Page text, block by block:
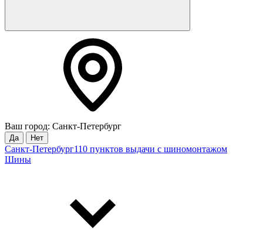
Ваш город: Санкт-Петербург
Да Нет
Санкт-Петербург110 пунктов выдачи с шиномонтажом
Шины